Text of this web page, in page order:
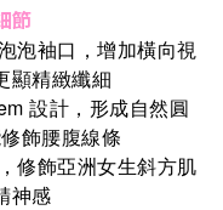
節
泡袖口，增加橫向視
顯精緻纖細
設計，形成自然圓
飾腰腹線條
修飾亞洲女生斜方肌
神感